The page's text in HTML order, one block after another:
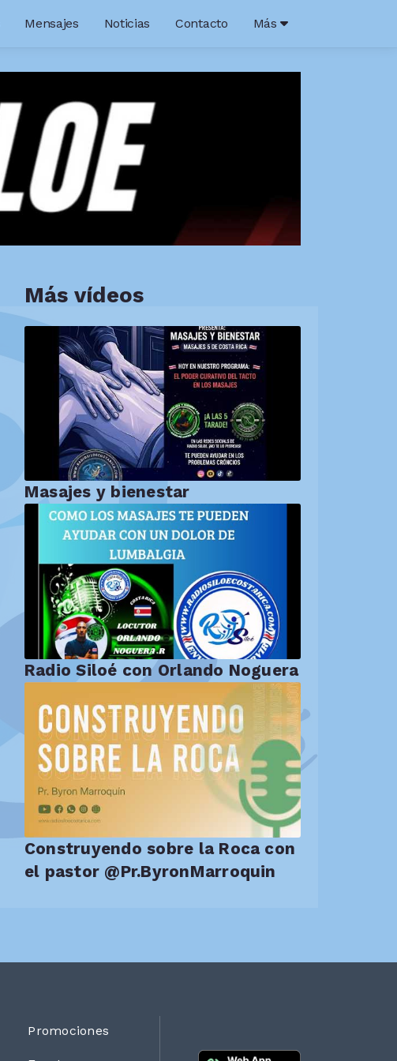
Mensajes Noticias Contacto Más
Más vídeos
Masajes y bienestar
Radio Siloé con Orlando Noguera
Construyendo sobre la Roca con
el pastor @Pr.ByronMarroquin
Promociones